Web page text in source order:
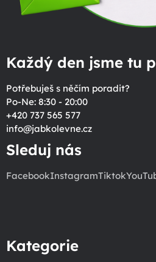
Každý den jsme tu
Potřebuješ s něčím poradit?
Po-Ne: 8:30 - 20:00
+420 737 565 577
info@jabkolevne.cz
Sleduj nás
FacebookInstagramTiktok
Kategorie